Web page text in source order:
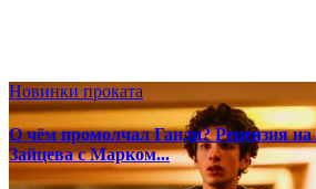
Новинки проката
О чём промолчал Ганди? Рецензия
Зайцева с Марком...